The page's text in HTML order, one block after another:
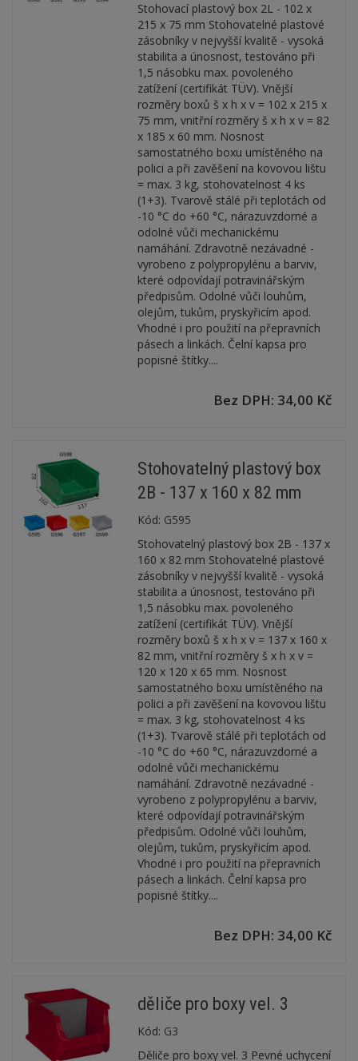
Stohovací plastový box 2L - 102 x
215 x 75 mm Stohovatelné plastové
zásobníky v nejvyšší kvalitě - vysoká
stabilita a únosnost, testováno při
1,5 násobku max. povoleného
zatížení (certifikát TÜV). Vnější
rozměry boxů š x h x v = 102 x 215 x
75 mm, vnitřní rozměry š x h x v = 82
x 185 x 60 mm. Nosnost
samostatného boxu umístěného na
polici a při zavěšení na kovovou lištu
= max. 3 kg, stohovatelnost 4 ks
(1+3). Tvarově stálé při teplotách od
-10 °C do +60 °C, nárazuvzdorné a
odolné vůči mechanickému
namáhání. Zdravotně nezávadné -
vyrobeno z polypropylénu a barviv,
které odpovídají potravinářským
předpisům. Odolné vůči louhům,
olejům, tukům, pryskyřicím apod.
Vhodné i pro použití na přepravních
pásech a linkách. Čelní kapsa pro
popisné štítky....
Bez DPH: 34,00 Kč
Stohovatelný plastový box
2B - 137 x 160 x 82 mm
Kód: G595
Stohovatelný plastový box 2B - 137 x
160 x 82 mm Stohovatelné plastové
zásobníky v nejvyšší kvalitě - vysoká
stabilita a únosnost, testováno při
1,5 násobku max. povoleného
zatížení (certifikát TÜV). Vnější
rozměry boxů š x h x v = 137 x 160 x
82 mm, vnitřní rozměry š x h x v =
120 x 120 x 65 mm. Nosnost
samostatného boxu umístěného na
polici a při zavěšení na kovovou lištu
= max. 3 kg, stohovatelnost 4 ks
(1+3). Tvarově stálé při teplotách od
-10 °C do +60 °C, nárazuvzdorné a
odolné vůči mechanickému
namáhání. Zdravotně nezávadné -
vyrobeno z polypropylénu a barviv,
které odpovídají potravinářským
předpisům. Odolné vůči louhům,
olejům, tukům, pryskyřicím apod.
Vhodné i pro použití na přepravních
pásech a linkách. Čelní kapsa pro
popisné štítky....
Bez DPH: 34,00 Kč
děliče pro boxy vel. 3
Kód: G3
Děliče pro boxy vel. 3 Pevné uchycení